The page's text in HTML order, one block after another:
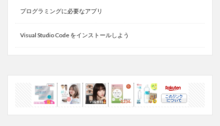
プログラミングに必要なアプリ
Visual Studio Code をインストールしよう